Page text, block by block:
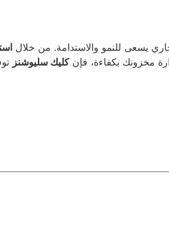
يسعى للنمو والاستدامة. من خلال
مخزونك بكفاءة، فإنكليك سليوشنز